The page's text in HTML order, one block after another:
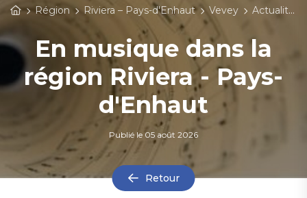
Région Riviera – Pays-d'Enhaut Vevey Actualités
En musique dans la
région Riviera - Pays-
d'Enhaut
Publié le 05 août 2026
Retour